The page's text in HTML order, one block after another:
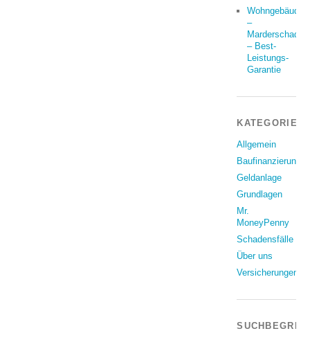
Wohngebäude
–
Marderschaden
– Best-
Leistungs-
Garantie
KATEGORIEN
Allgemein
Baufinanzierung
Geldanlage
Grundlagen
Mr.
MoneyPenny
Schadensfälle
Über uns
Versicherungen